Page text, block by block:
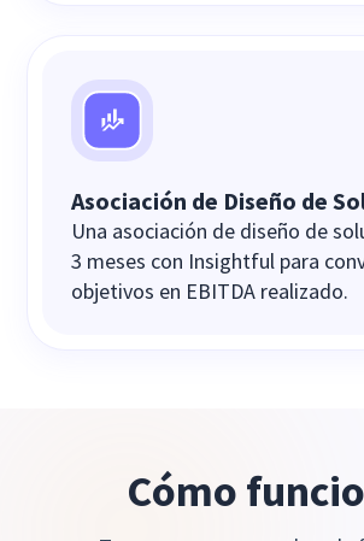
Asociación de Diseño de
Una asociación de diseño de
3 meses con Insightful para
objetivos en EBITDA realizado.
Cómo